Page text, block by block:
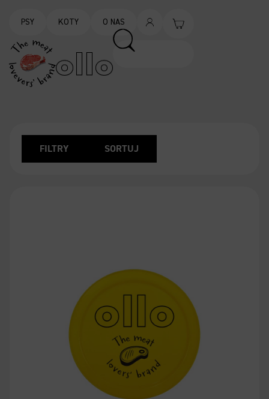
PSY KOTY O NAS
FILTRY SORTUJ